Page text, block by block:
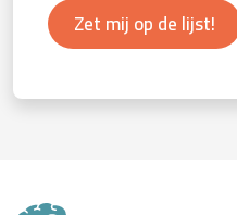
Zet mij op de lijst!